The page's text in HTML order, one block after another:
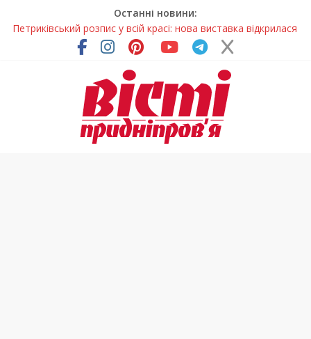
Останні новини:
Петриківський розпис у всій красі: нова виставка відкрилася
на Дніпропетровщині
У Дніпрі на три місяці можуть обмежити рух на Вокзальній
Письменниця з Покрова продовжує підкорювати українські
та міжнародні творчі вершини
У Дніпрі повністю оновили один із найзавантаженіших
трамвайних переїздів